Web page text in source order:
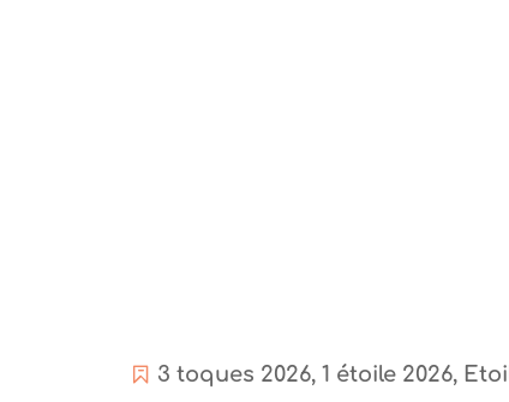
3 toques 2026, 1 étoile 2026,